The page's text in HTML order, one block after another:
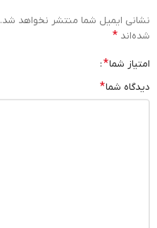
نشانی ایمیل شما منتشر نخواهد شد.
شده‌اند *
امتیاز شما*
دیدگاه شما*